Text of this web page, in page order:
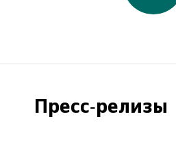
Пресс-релизы